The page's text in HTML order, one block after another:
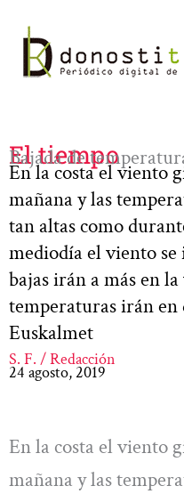
contenido
El tiempo
Bajada de
En la costa el viento
mañana y las
tan altas como
mediodía el viento
bajas irán a más en
temperaturas irán en
Euskalmet
S. F. / Redacción
24 agosto, 2019
En la costa el viento
mañana y las